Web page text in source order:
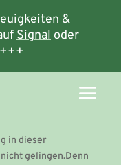
&
Signaloder
in dieser
gelingen.Denn